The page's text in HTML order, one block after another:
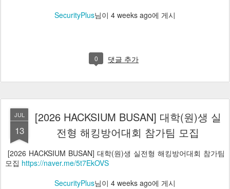
SecurityPlus님이 4 weeks ago에 게시
0 댓글 추가
JUL
13
[2026 HACKSIUM BUSAN] 대학(원)생 실
전형 해킹방어대회 참가팀 모집
[2026 HACKSIUM BUSAN] 대학(원)생 실전형 해킹방어대회 참가팀
모집 https://naver.me/5t7EkOVS
SecurityPlus님이 4 weeks ago에 게시